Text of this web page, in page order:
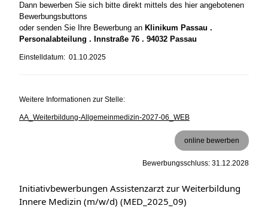
Dann bewerben Sie sich bitte direkt mittels des hier angebotenen
Bewerbungsbuttons
oder senden Sie Ihre Bewerbung an Klinikum Passau .
Personalabteilung . Innstraße 76 . 94032 Passau
Einstelldatum: 01.10.2025
Weitere Informationen zur Stelle:
AA_Weiterbildung-Allgemeinmedizin-2027-06_WEB
online bewerben
Bewerbungsschluss: 31.12.2028
Initiativbewerbungen Assistenzarzt zur Weiterbildung
Innere Medizin (m/w/d) (MED_2025_09)